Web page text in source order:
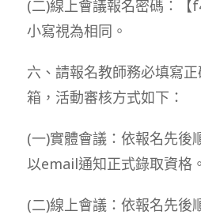
(二)線上會議報名密碼：
小寫視為相同。
六、請報名教師務必填寫
箱，活動審核方式如下：
(一)實體會議：依報名先後
以email通知正式錄取資格。
(二)線上會議：依報名先後